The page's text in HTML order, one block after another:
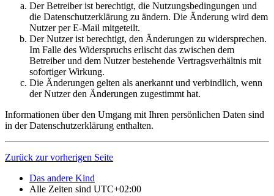
Der Betreiber ist berechtigt, die Nutzungsbedingungen und
die Datenschutzerklärung zu ändern. Die Änderung wird dem
Nutzer per E-Mail mitgeteilt.
Der Nutzer ist berechtigt, den Änderungen zu widersprechen.
Im Falle des Widerspruchs erlischt das zwischen dem
Betreiber und dem Nutzer bestehende Vertragsverhältnis mit
sofortiger Wirkung.
Die Änderungen gelten als anerkannt und verbindlich, wenn
der Nutzer den Änderungen zugestimmt hat.
Informationen über den Umgang mit Ihren persönlichen Daten sind
in der Datenschutzerklärung enthalten.
Zurück zur vorherigen Seite
Das andere Kind
Alle Zeiten sind UTC+02:00